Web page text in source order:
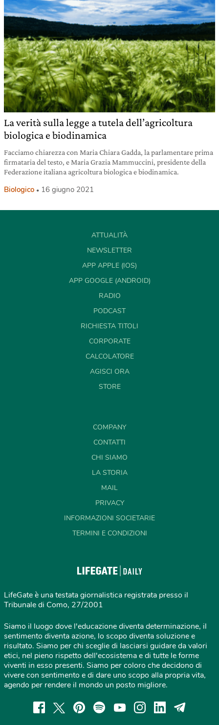
La verità sulla legge a tutela dell’agricoltura
biologica e biodinamica
Facciamo chiarezza con Maria Chiara Gadda, la parlamentare prima
firmataria del testo, e Maria Grazia Mammuccini, presidente della
Federazione italiana agricoltura biologica e biodinamica.
Biologico 16 giugno 2021
ATTUALITÀ
NEWSLETTER
APP APPLE (IOS)
APP GOOGLE (ANDROID)
RADIO
PODCAST
RICHIESTA TITOLI
CORPORATE
CALCOLATORE
AGISCI ORA
STORE
COMPANY
CONTATTI
CHI SIAMO
LA STORIA
MAIL
PRIVACY
INFORMAZIONI SOCIETARIE
TERMINI E CONDIZIONI
LifeGate è una testata giornalistica registrata presso il
Tribunale di Como, 27/2001
Siamo il luogo dove l'educazione diventa determinazione, il
sentimento diventa azione, lo scopo diventa soluzione e
risultato. Siamo per chi sceglie di lasciarsi guidare da valori
etici, nel pieno rispetto dell'ecosistema e di tutte le forme
viventi in esso presenti. Siamo per coloro che decidono di
vivere con sentimento e di dare uno scopo alla propria vita,
agendo per rendere il mondo un posto migliore.